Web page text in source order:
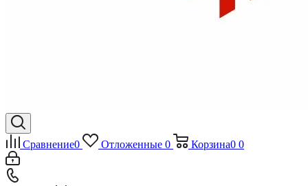
Сравнение0 Отложенные 0 Корзина0 0